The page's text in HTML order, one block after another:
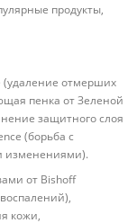
продукты,
(удаление отмерших
пенка от Зеленой
защитного слоя
(борьба с
изменениями).
от Bishoff
кожи,